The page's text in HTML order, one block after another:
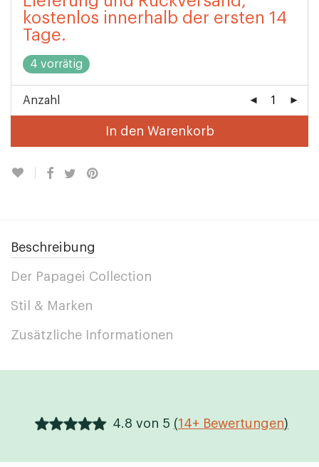
kostenlos innerhalb der ersten 14
Tage.
4 vorrätig
Anzahl
In den Warenkorb
Beschreibung
Der Papagei Collection
Stil & Marken
Zusätzliche Informationen
4.8 von 5 (14+ Bewertungen)